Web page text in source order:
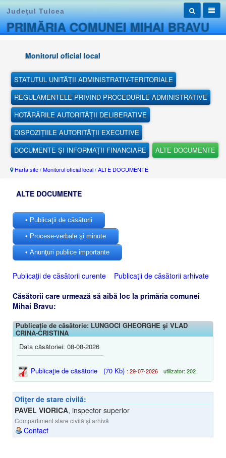
Judeţul Tulcea
PRIMĂRIA COMUNEI MIHAI BRAVU
Monitorul oficial local
STATUTUL UNITĂȚII ADMINISTRATIV-TERITORIALE
REGULAMENTELE PRIVIND PROCEDURILE ADMINISTRATIVE
HOTĂRÂRILE AUTORITĂȚII DELIBERATIVE
DISPOZIȚIILE AUTORITĂȚII EXECUTIVE
DOCUMENTE ȘI INFORMAȚII FINANCIARE
ALTE DOCUMENTE
Harta site/Monitorul oficial local/ALTE DOCUMENTE
ALTE DOCUMENTE
• Publicaţii de căsătorii
• Procese-verbale şi minute
• Anunţuri publice importante
Publicaţii de căsătorii curente
Publicaţii de căsătorii arhivate
Căsătorii care urmează să aibă loc la primăria comunei
Mihai Bravu:
Publicaţie de căsătorie: LUNGOCI GHEORGHE şi VLAD
CRINA-CRISTINA
Data căsătoriei: 08-08-2026
Publicaţie de căsătorie (70 Kb) : 29-07-2026 utilizator: 202
Ofiţer de stare civilă:
PAVEL VIORICA, inspector superior
Compartiment stare civilă și arhivă
Contact